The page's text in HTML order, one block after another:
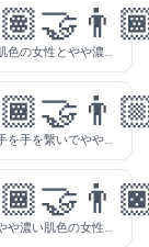
肌色の女性とやや濃い肌色の男性が手を手を繋いで
手を手を繋いでやや濃い肌色の女性とやや明るい肌色の男性
やや濃い肌色の女性と濃い肌色の男性が手を手を繋いで